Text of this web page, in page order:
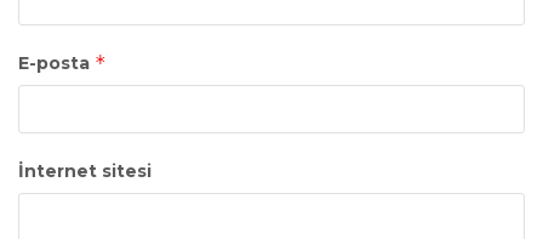
E-posta *
İnternet sitesi